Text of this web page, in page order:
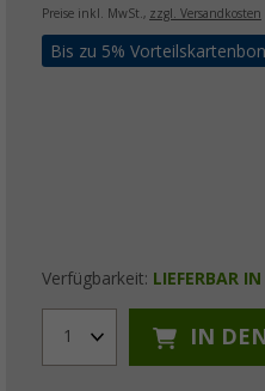
Preise inkl. MwSt., zzgl. Versandkosten
Bis zu 5%
Verfügbarkeit: LIEFERBAR
1 IN